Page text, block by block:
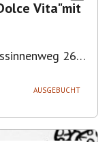
260,
AUSGEBUCHT